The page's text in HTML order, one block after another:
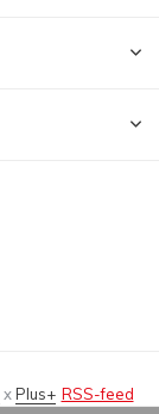
xPlus+ RSS-feed